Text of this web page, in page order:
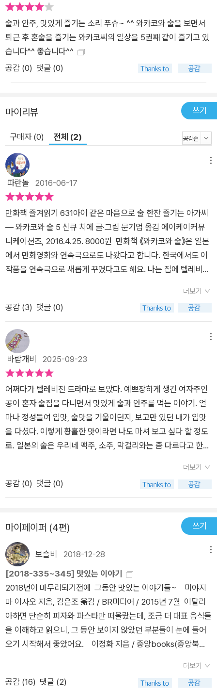
술과 안주, 맛있게 즐기는 소리 푸슈~ ^^ 와카코와 술을 보면서
퇴근 후 혼술을 즐기는 와카코씨의 일상을 5권째 같이 즐기고 있
습니다^^ 좋습니다^^
공감 (0) 댓글 (0)
마이리뷰 쓰기
구매자 (0) 전체 (2)
파란놀 2016-06-17
만화책 즐겨읽기 631아이 같은 마음으로 술 한잔 즐기는 아가씨
― 와카코와 술 5 신큐 치에 글·그림 문기업 옮김 에이케이커뮤
니케이션즈, 2016.4.25. 8000원 만화책 《와카코와 술》은 일본
에서 만화영화와 연속극으로도 나왔다고 합니다. 한국에서도 이
작품을 연속극으로 새롭게 꾸몄다고도 해요. 나는 집에 텔레비전
연속극으로 새롭게 꾸며서 내보냈는지를 여태 몰랐습니다. 한국
에서는 연속극으로 새롭게 꾸미면서 〈나에게 건배를〉로 이름을
가 혼자 술집을 다니면서 술맛을 즐기는 이야기가 흐릅니다. 굳이
술동무를 찾지 않고, 딱히 술벗을 바라지 않습니다. 이러한 줄거
리이니 한국에서 새로운 연속극을 꾸미면서 “나에게 건배를” 같
로 내가 나한테 술잔을 짠하고 부딪힙니다. 바로 내가 나한테 ‘너
오늘 하루 씩씩하게 잘 보냈어!’ 하고 북돋우면서 술 한잔 내밀 만
합니다.사람의 따뜻한 온기를 느낀 날에는 따뜻한 술로 마무리하
고 싶다. (11쪽)이 굴에 우스터소스, 케첩, 마요네즈라는 3대 어린
이 양념을 찍어 먹는 거야. 들썩이는 마음을 억누르며 맥주를 한
모금. (38쪽) 만화책 《와카코와 술》 다섯째 권 첫머리를 보면, 아
침에 낯선 사람한테서 따스함을 느낀 기쁨을 저녁에 술 한잔으로
자 호젓하게 술 한잔을 즐기면서 더욱 새삼스레 기쁨을 북돋울 수
있을 테지요. 그런데 만화책 주인공 와카코는 저녁에 찾아간 술
자리에서 ‘이녁도 모르는 사이’에 낯선 옆자리 사람한테 따스한
손길을 베풉니다. 아무것이 아니라 할 만한 손짓이었지만, 이 손
짓으로 옆자리에 앉은 사람은 쏠쏠히 도움을 받았고, 도움을 받은
옆자리 사람은 웃음으로 고맙다고 인사를 합니다. 기쁨은 기쁨으
로 이어지는 셈일까요. 내가 받은 기쁨은 내가 남한테도 스스럼없
이 나누어 주는 기쁨이 되는 셈일까요. 아니, 남이 나한테 기쁨을
베풀지 않아도 내가 스스로 얼마든지 다른 사람한테 기쁨을 나누
어 줄 수 있겠지요.아침술은 어떤 맛일까. 아침부터 술을 마신다
는 배덕감을 초월해, 오히려 상쾌한 기분이 다 들어. (44쪽)튀김
의 풍성함. 매실과 차조기의 산뜻함. 야채, 고기. 정성을 가득 담
더보기
공감 (3) 댓글 (0)
바람개비 2025-09-23
어쩌다가 텔레비전 드라마로 보았다. 예쁘장하게 생긴 여자주인
공이 혼자 술집을 다니면서 맛있게 술과 안주를 먹는 이야기. 얼
마나 정성들여 입맛, 술맛을 기울이던지, 보고만 있던 내가 입맛
을 다셨다. 이렇게 황홀한 맛이라면 나도 마셔 보고 싶다 할 정도
로. 일본의 술은 우리네 맥주, 소주, 막걸리와는 좀 다르다고 한
있고 미지근하게 마실 수도 있고. 안주에 따라 어울리는 술이 다
르다면서 각각의 술을 주문하는 주인공을 보면 역시 내 차원에서
잔에 만족을 하는 사람이고 주인공은 마시고 또 마셔도 별로 취하
지도 않는 걸 보면 정말 술이 센 사람인 것도 같으니까. 혼자 술을
마신다는 상황. 우리로서는 낯익은 모습은 아니다. 더군다나 여자
혼자니까, 괜히 누군가 시비를 건다거나 하지는 않을지 걱정도 되
고. 아니면 오히려 남자를 유혹하려고 그러는 게 아닌지 오해를
받을 수도 있고. 퇴근하면서 집 근처 카페에서 한 잔 한다는 상황
이 내게는 멀고 먼 풍경이기만 하니 그것도 좀 아쉽고. 맛있는 것
을 찾아 다니면서 먹는 일이 누군가에는 일이 되었고 또 누군가에
게는 보람이 된 시대다. 맛없는 것을 먹는 게 마치 삶의 실패인 것
처럼 여기는 사람들을 보면, 어렵다고는 해도 어느 부분 경제적으
서는 한 단계 올라선 것처럼 보이기도 하고. 또 먹는 것과 관련된
직업이 세분해서 늘어난 것도 이런 세태를 반영하는 것으로 볼 수
더보기
공감 (0) 댓글 (0)
마이페이퍼 (4편) 쓰기
보슬비 2018-12-28
[2018-335~345] 맛있는 이야기
2018년이 마무리되기전에 그동안 맛있는 이야기들~ 미야지
마 이사오 지음, 김은조 옮김 / BR미디어 / 2015년 7월 이탈리
아하면 단순히 피자와 파스타만 떠올랐는데, 조금 더 대표 음식들
을 이해하고 읽으니, 그 동안 보이지 않았던 부분들이 눈에 들어
오기 시작해서 좋았어요. 이정화 지음 / 중앙books(중앙북스)
더 안트 앤더슨 지음, 이상원 옮김 / 니케북스 / 2016년 3월 관심
있는 음식을 바탕으로 세계 문화사를 이야기하니 머리에 쏙쏙 들
더보기
공감 (16) 댓글 (2)